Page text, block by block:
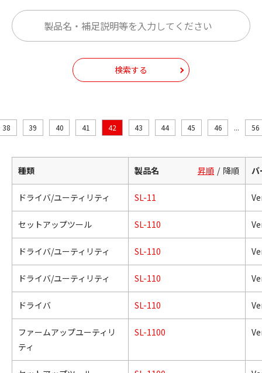
検索する
38 39 40 41 42 43 44 45 46 ... 56
種類 製品名 昇順 降順
ドライバ/ユーティリティ SL-11
セットアップツール SL-110
ドライバ/ユーティリティ SL-110
ドライバ/ユーティリティ SL-110
ドライバ SL-110
ファームアップユーティリ
ティ
SL-1100